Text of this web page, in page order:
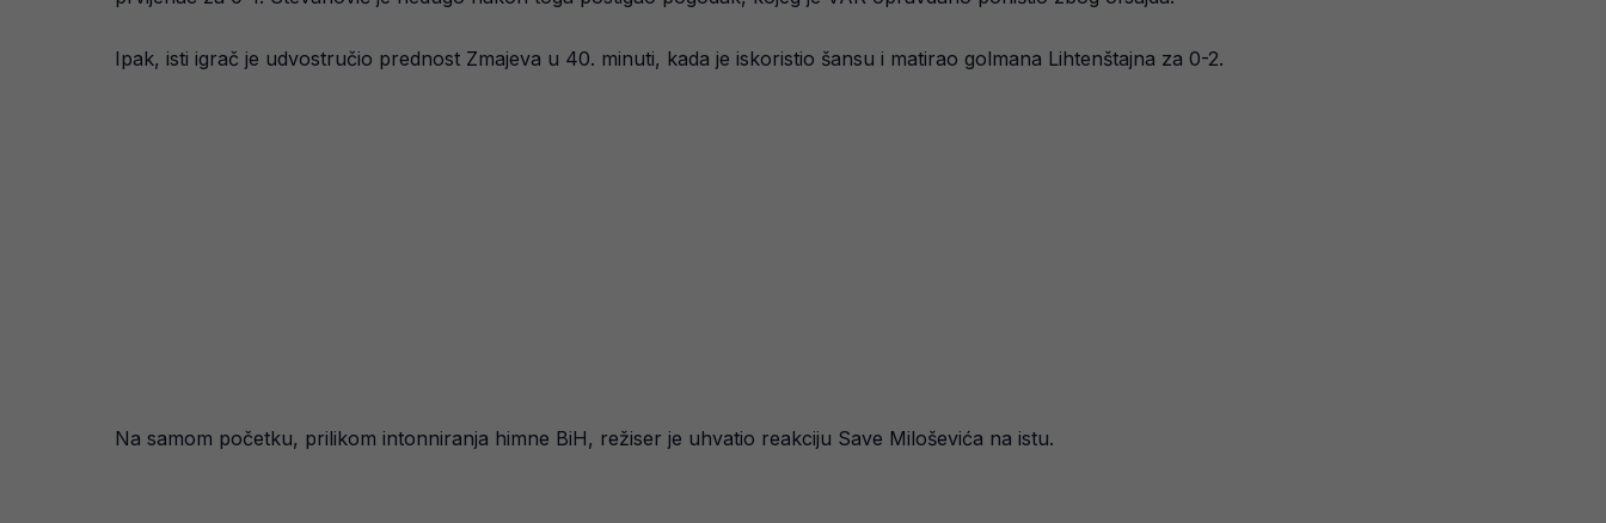
Ipak, isti igrač je udvostručio prednost Zmajeva u 40. minuti, kada je iskoristio šansu i matirao golmana Lihtenštajna za 0-2.
Na samom početku, prilikom intonniranja himne BiH, režiser je uhvatio reakciju Save Miloševića na istu.